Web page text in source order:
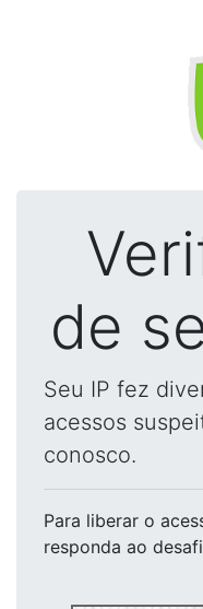
de
Seu IP fez
acessos
conosco.
Para liberar o
responda ao